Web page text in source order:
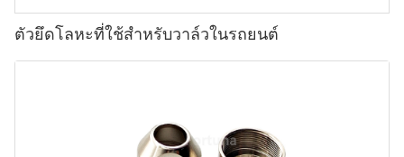
ตัวยึดโลหะที่ใช้สำหรับวาล์วในรถยนต์